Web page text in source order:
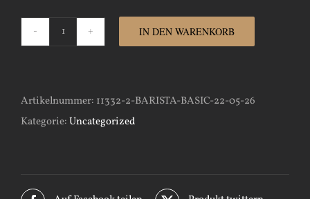
05-
26
IN DEN WARENKORB
Artikelnummer: 11332-2-BARISTA-BASIC-22-05-26
Kategorie:Uncategorized